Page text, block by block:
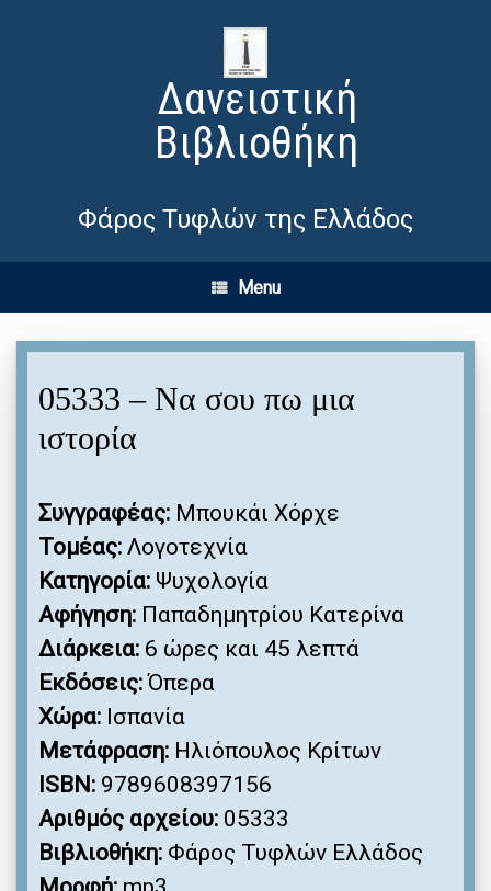
Δανειστική
Βιβλιοθήκη
Φάρος Τυφλών της Ελλάδος
Menu
05333 – Να σου πω μια
ιστορία
Συγγραφέας: Μπουκάι Χόρχε
Τομέας: Λογοτεχνία
Κατηγορία: Ψυχολογία
Αφήγηση: Παπαδημητρίου Κατερίνα
Διάρκεια: 6 ώρες και 45 λεπτά
Εκδόσεις:Όπερα
Χώρα: Ισπανία
Μετάφραση: Ηλιόπουλος Κρίτων
ISBN: 9789608397156
Αριθμός αρχείου: 05333
Βιβλιοθήκη: Φάρος Τυφλών Ελλάδος